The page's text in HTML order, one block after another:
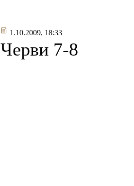
1.10.2009, 18:33
Черви 7-8